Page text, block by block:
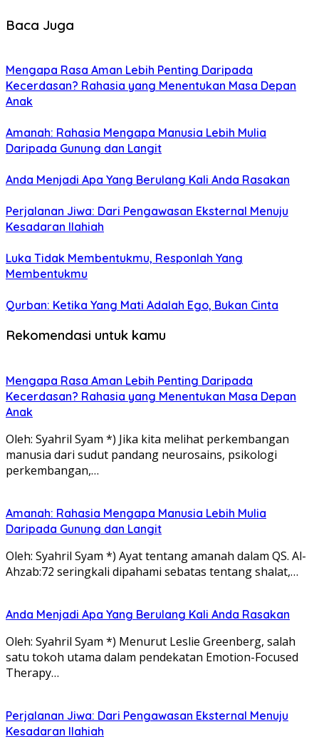
Baca Juga
Mengapa Rasa Aman Lebih Penting Daripada
Kecerdasan? Rahasia yang Menentukan Masa Depan
Anak
Amanah: Rahasia Mengapa Manusia Lebih Mulia
Daripada Gunung dan Langit
Anda Menjadi Apa Yang Berulang Kali Anda Rasakan
Perjalanan Jiwa: Dari Pengawasan Eksternal Menuju
Kesadaran Ilahiah
Luka Tidak Membentukmu, Responlah Yang
Membentukmu
Qurban: Ketika Yang Mati Adalah Ego, Bukan Cinta
Rekomendasi untuk kamu
Mengapa Rasa Aman Lebih Penting Daripada
Kecerdasan? Rahasia yang Menentukan Masa Depan
Anak
Oleh: Syahril Syam *) Jika kita melihat perkembangan
manusia dari sudut pandang neurosains, psikologi
perkembangan,…
Amanah: Rahasia Mengapa Manusia Lebih Mulia
Daripada Gunung dan Langit
Oleh: Syahril Syam *) Ayat tentang amanah dalam QS. Al-
Ahzab:72 seringkali dipahami sebatas tentang shalat,…
Anda Menjadi Apa Yang Berulang Kali Anda Rasakan
Oleh: Syahril Syam *) Menurut Leslie Greenberg, salah
satu tokoh utama dalam pendekatan Emotion-Focused
Therapy…
Perjalanan Jiwa: Dari Pengawasan Eksternal Menuju
Kesadaran Ilahiah